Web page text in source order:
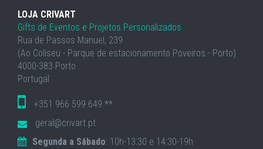
LOJA CRIVART
Gifts de Eventos e Projetos Personalizados
Rua de Passos Manuel, 239
(Ao Coliseu - Parque de estacionamento Poveiros - Porto)
4000-383 Porto
Portugal
+351 966 599 649 **
geral@crivart.pt
Segunda a Sábado: 10h-13:30 e 14:30-19h